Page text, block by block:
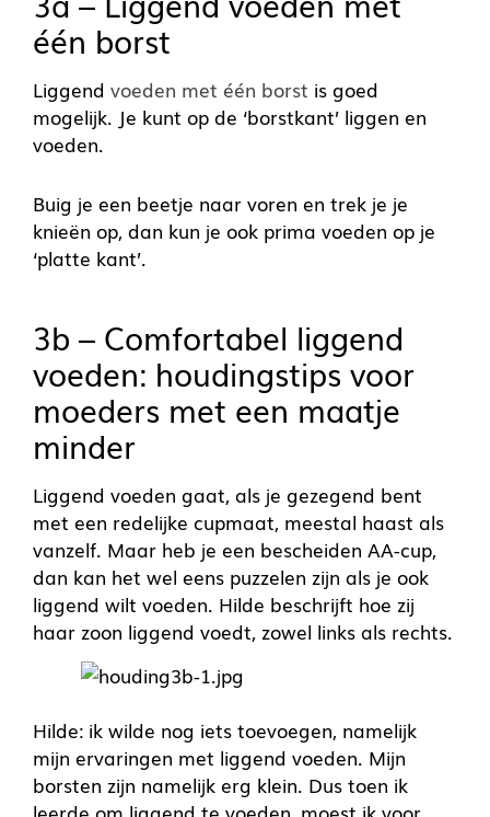
één borst
Liggend voeden met één borst is goed
mogelijk. Je kunt op de ‘borstkant’ liggen en
voeden.
Buig je een beetje naar voren en trek je je
knieën op, dan kun je ook prima voeden op je
‘platte kant’.
3b – Comfortabel liggend
voeden: houdingstips voor
moeders met een maatje
minder
Liggend voeden gaat, als je gezegend bent
met een redelijke cupmaat, meestal haast als
vanzelf. Maar heb je een bescheiden AA-cup,
dan kan het wel eens puzzelen zijn als je ook
liggend wilt voeden. Hilde beschrijft hoe zij
haar zoon liggend voedt, zowel links als rechts.
Hilde: ik wilde nog iets toevoegen, namelijk
mijn ervaringen met liggend voeden. Mijn
borsten zijn namelijk erg klein. Dus toen ik